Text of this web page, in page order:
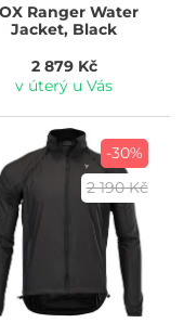
Ranger Water
Jacket, Black
2 879 Kč
v úterý u Vás
-30%
2 190 Kč